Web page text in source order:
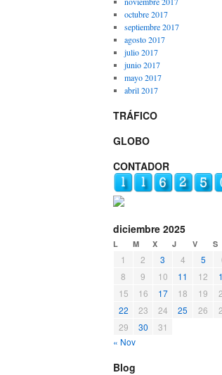
octubre 2017
septiembre 2017
agosto 2017
julio 2017
junio 2017
mayo 2017
abril 2017
TRÁFICO
GLOBO
CONTADOR
diciembre 2025
L M X J V S
1 2 3 4 5
8
9 10 11 12
15
16 17 18 19
22
23 24 25 26
29
30
31
« Nov
Blog